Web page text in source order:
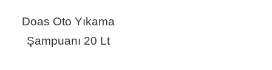
Doas Oto Yıkama
Şampuanı 20 Lt